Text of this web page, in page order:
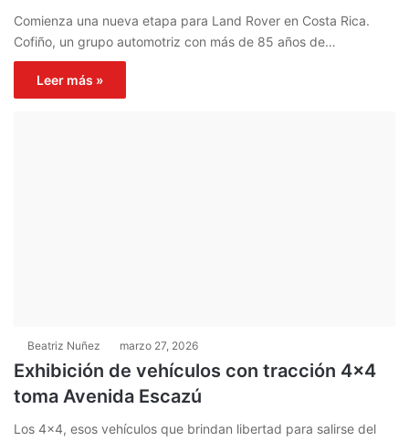
Comienza una nueva etapa para Land Rover en Costa Rica.
Cofiño, un grupo automotriz con más de 85 años de…
Leer más »
Beatriz Nuñez marzo 27, 2026
Exhibición de vehículos con tracción 4×4
toma Avenida Escazú
Los 4×4, esos vehículos que brindan libertad para salirse del